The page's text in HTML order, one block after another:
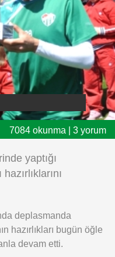
7084 okunma | 3 yorum
yaptığı
deplasmanda
hazırlıkları bugün öğle
devam etti.